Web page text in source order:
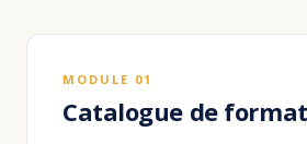
MODULE 01
Catalogue de